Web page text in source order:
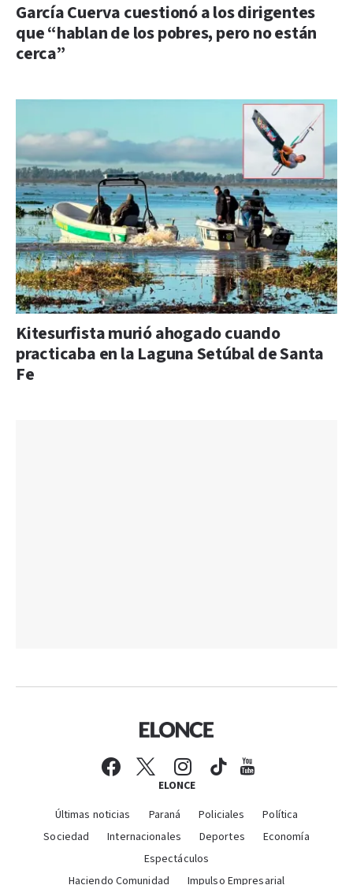
García Cuerva cuestionó a los dirigentes
que “hablan de los pobres, pero no están
cerca”
Kitesurfista murió ahogado cuando
practicaba en la Laguna Setúbal de Santa
Fe
ELONCE
Últimas noticias Paraná Policiales
Política
Sociedad
Internacionales Deportes
Economía
Espectáculos
Haciendo Comunidad
Impulso Empresarial